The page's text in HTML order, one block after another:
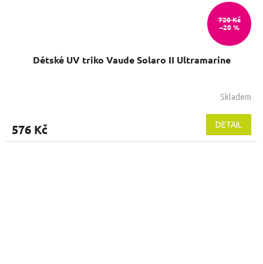
720 Kč
–20 %
Dětské UV triko Vaude Solaro II Ultramarine
Skladem
576 Kč DETAIL